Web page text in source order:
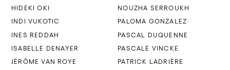
HIDEKI OKI
INDI VUKOTIC
INES REDDAH
ISABELLE DENAYER
JÉRÔME VAN ROYE
NOUZHA SERROUKH
PALOMA GONZALEZ
PASCAL DUQUENNE
PASCALE VINCKE
PATRICK LADRIÈRE